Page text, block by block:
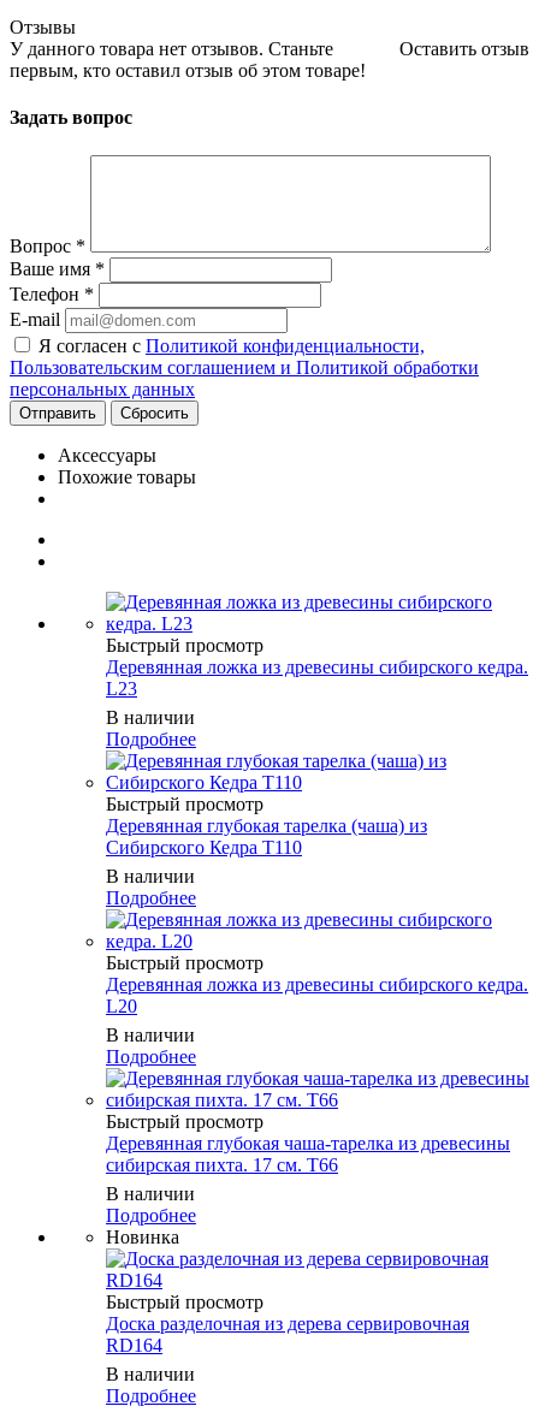
Отзывы
Оставить отзыв
У данного товара нет отзывов. Станьте
первым, кто оставил отзыв об этом товаре!
Задать вопрос
Вопрос *
Ваше имя *
Телефон *
E-mail
Я согласен с Политикой конфиденциальности,
Пользовательским соглашением и Политикой обработки
персональных данных
Сбросить
Аксессуары
Похожие товары
Быстрый просмотр
Деревянная ложка из древесины сибирского кедра.
L23
В наличии
Подробнее
Быстрый просмотр
Деревянная глубокая тарелка (чаша) из
Сибирского Кедра T110
В наличии
Подробнее
Быстрый просмотр
Деревянная ложка из древесины сибирского кедра.
L20
В наличии
Подробнее
Быстрый просмотр
Деревянная глубокая чаша-тарелка из древесины
сибирская пихта. 17 см. T66
В наличии
Подробнее
Новинка
Быстрый просмотр
Доска разделочная из дерева сервировочная
RD164
В наличии
Подробнее